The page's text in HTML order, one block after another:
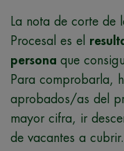
La nota de corte de
Procesal es el
persona que
Para comprobarla,
aprobados/as del
mayor cifra, ir
de vacantes a cubrir.